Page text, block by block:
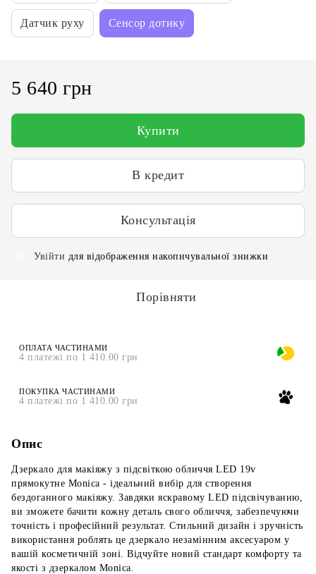
Датчик руху Сенсор дотику
5 640 грн
Купити
В кредит
Консультація
Увійти для відображення накопичувальної знижки
Порівняти
ОПЛАТА ЧАСТИНАМИ
4 платежі по 1 410.00 грн
ПОКУПКА ЧАСТИНАМИ
4 платежі по 1 410.00 грн
Опис
Дзеркало для макіяжу з підсвіткою обличчя LED 19v
прямокутне Monica - ідеальний вибір для створення
бездоганного макіяжу. Завдяки яскравому LED підсвічуванню,
ви зможете бачити кожну деталь свого обличчя, забезпечуючи
точність і професійний результат. Стильний дизайн і зручність
використання роблять це дзеркало незамінним аксесуаром у
вашій косметичній зоні. Відчуйте новий стандарт комфорту та
якості з дзеркалом Monica.